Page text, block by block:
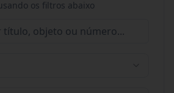
os filtros abaixo